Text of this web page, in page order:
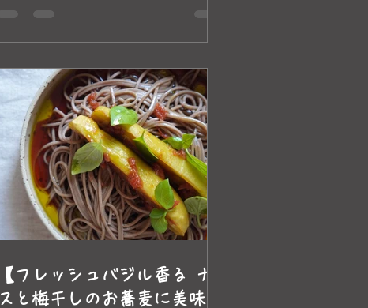
【フレッシュバジル香る ナ
スと梅干しのお蕎麦に美味し